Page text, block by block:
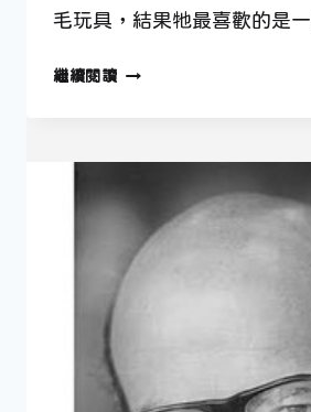
毛玩具，結果牠最喜歡的是
繼續閱讀有
嗎？
哈
猴
實